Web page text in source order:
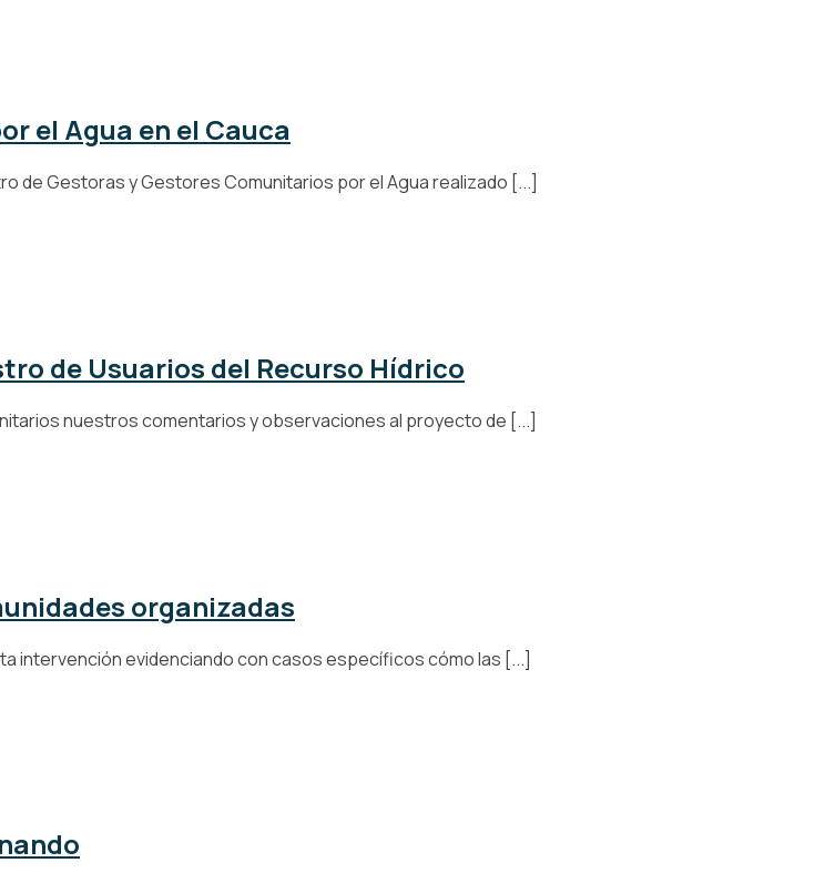
el Agua en el Cauca
de Gestoras y Gestores Comunitarios por el Agua realizado [...]
de Usuarios del Recurso Hídrico
nuestros comentarios y observaciones al proyecto de [...]
organizadas
intervención evidenciando con casos específicos cómo las [...]